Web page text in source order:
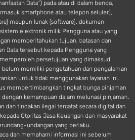
Data”) pada atau di dalam benda,
smartphone atau telepon seluler),
maupun lunak (software), dokumen
elektronik milik Pengguna atau yang
memberitahukan tujuan, batasan dan
Data tersebut kepada Pengguna yang
persetujuan yang dimaksud.
belum memiliki pengetahuan dan pengalaman
untuk tidak menggunakan layanan ini.
mempertimbangkan tingkat bunga pinjaman
dengan kemampuan dalam melunasi pinjaman.
dan tindakan ilegal tercatat secara digital dan
Otoritas Jasa Keuangan dan masyarakat
undangan yang berlaku.
dan memahami informasi ini sebelum